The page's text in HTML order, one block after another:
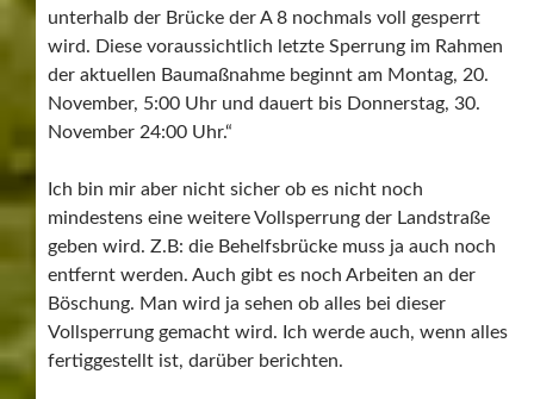
unterhalb der Brücke der A 8 nochmals voll gesperrt
wird. Diese voraussichtlich letzte Sperrung im Rahmen
der aktuellen Baumaßnahme beginnt am Montag, 20.
November, 5:00 Uhr und dauert bis Donnerstag, 30.
November 24:00 Uhr.“
Ich bin mir aber nicht sicher ob es nicht noch
mindestens eine weitere Vollsperrung der Landstraße
geben wird. Z.B: die Behelfsbrücke muss ja auch noch
entfernt werden. Auch gibt es noch Arbeiten an der
Böschung. Man wird ja sehen ob alles bei dieser
Vollsperrung gemacht wird. Ich werde auch, wenn alles
fertiggestellt ist, darüber berichten.